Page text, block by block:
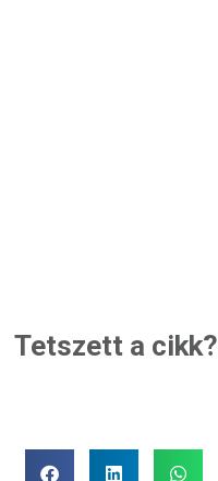
Tetszett a cikk?